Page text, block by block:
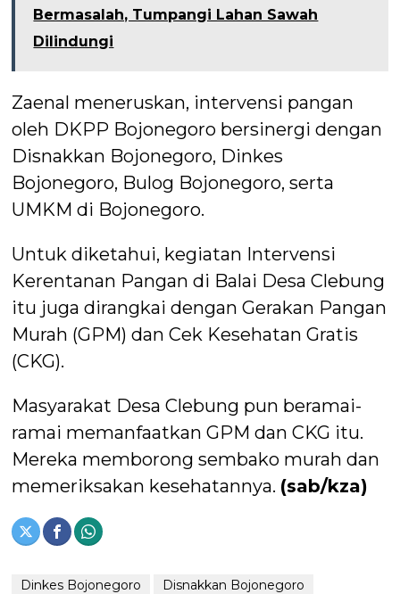
Bermasalah, Tumpangi Lahan Sawah
Dilindungi
Zaenal meneruskan, intervensi pangan
oleh DKPP Bojonegoro bersinergi dengan
Disnakkan Bojonegoro, Dinkes
Bojonegoro, Bulog Bojonegoro, serta
UMKM di Bojonegoro.
Untuk diketahui, kegiatan Intervensi
Kerentanan Pangan di Balai Desa Clebung
itu juga dirangkai dengan Gerakan Pangan
Murah (GPM) dan Cek Kesehatan Gratis
(CKG).
Masyarakat Desa Clebung pun beramai-
ramai memanfaatkan GPM dan CKG itu.
Mereka memborong sembako murah dan
memeriksakan kesehatannya. (sab/kza)
Dinkes Bojonegoro
Disnakkan Bojonegoro